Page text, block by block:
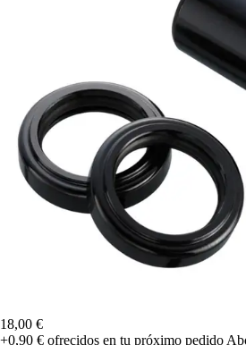
18,00 €
+0,90 € ofrecidos en tu próximo pedido